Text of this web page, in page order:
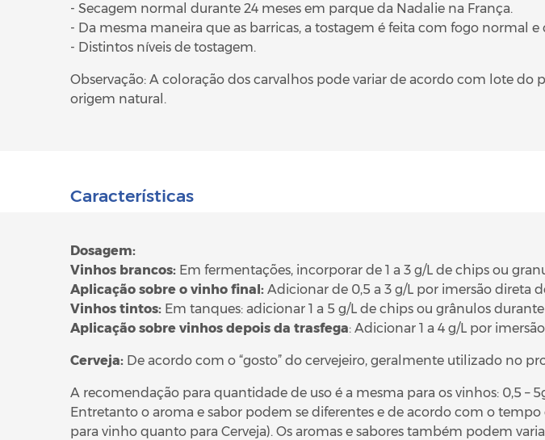
- Secagem normal durante 24 meses em parque da Nadalie na França.
- Da mesma maneira que as barricas, a tostagem é feita com fogo normal
- Distintos níveis de tostagem.
Observação: A coloração dos carvalhos pode variar de acordo com lote
origem natural.
Características
Dosagem:
Vinhos brancos: Em fermentações, incorporar de 1 a 3 g/L de chips ou
Aplicação sobre o vinho final: Adicionar de 0,5 a 3 g/L por imersão direta
Vinhos tintos: Em tanques: adicionar 1 a 5 g/L de chips ou grânulos
Aplicação sobre vinhos depois da trasfega: Adicionar 1 a 4 g/L por
Cerveja: De acordo com o “gosto” do cervejeiro, geralmente utilizado no
A recomendação para quantidade de uso é a mesma para os vinhos: 0,5 –
Entretanto o aroma e sabor podem se diferentes e de acordo com o
para vinho quanto para Cerveja). Os aromas e sabores também podem